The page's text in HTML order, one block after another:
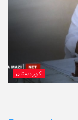
کوردستان